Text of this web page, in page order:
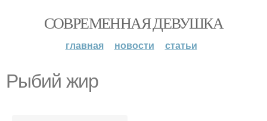
СОВРЕМЕННАЯ ДЕВУШКА
главная новости статьи
Рыбий жир